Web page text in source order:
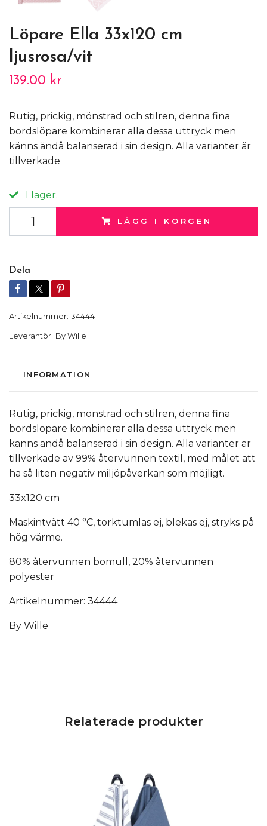
Löpare Ella 33x120 cm
ljusrosa/vit
139.00 kr
Rutig, prickig, mönstrad och stilren, denna fina
bordslöpare kombinerar alla dessa uttryck men
känns ändå balanserad i sin design. Alla varianter är
tillverkade
I lager.
LÄGG I KORGEN
Dela
Artikelnummer: 34444
Leverantör: By Wille
INFORMATION
Rutig, prickig, mönstrad och stilren, denna fina
bordslöpare kombinerar alla dessa uttryck men
känns ändå balanserad i sin design. Alla varianter är
tillverkade av 99% återvunnen textil, med målet att
ha så liten negativ miljöpåverkan som möjligt.
33x120 cm
Maskintvätt 40 °C, torktumlas ej, blekas ej, stryks på
hög värme.
80% återvunnen bomull, 20% återvunnen
polyester
Artikelnummer: 34444
By Wille